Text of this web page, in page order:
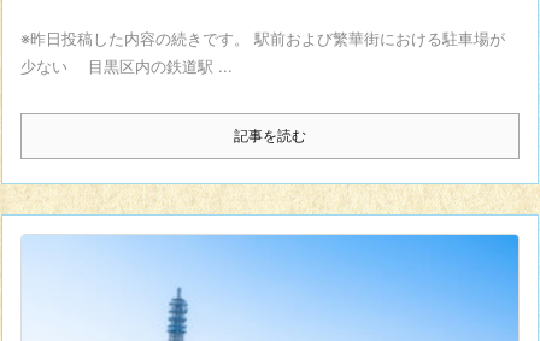
※昨日投稿した内容の続きです。 駅前および繁華街における駐車場が
少ない 目黒区内の鉄道駅 ...
記事を読む